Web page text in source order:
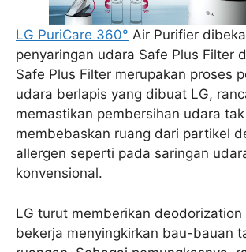
LG PuriCare 360° Air Purifier
penyaringan udara Safe Plus Filter
Safe Plus Filter merupakan proses
udara berlapis yang dibuat LG,
memastikan pembersihan udara
membebaskan ruang dari partikel
allergen seperti pada saringan
konvensional.
LG turut memberikan deodorization
bekerja menyingkirkan bau-bauan